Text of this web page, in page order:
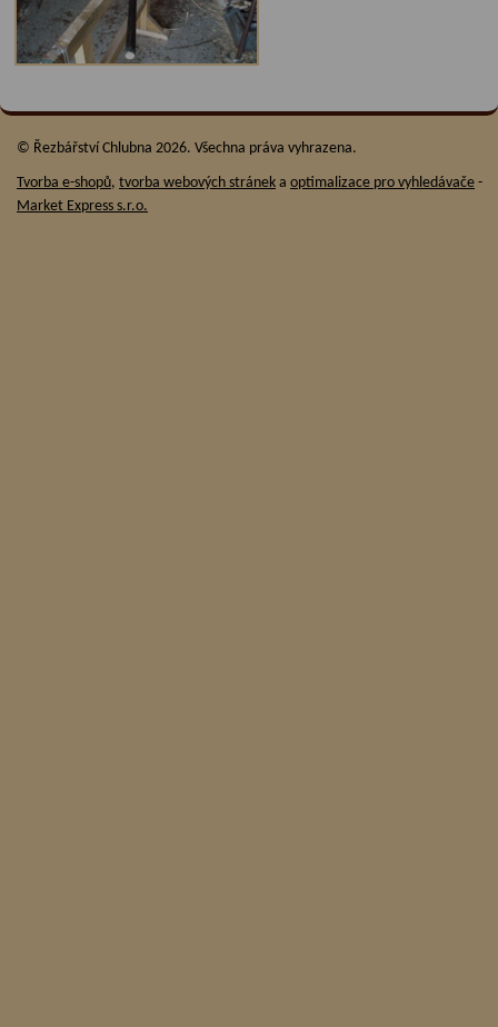
© Řezbářství Chlubna 2026. Všechna práva vyhrazena.
Tvorba e-shopů, tvorba webových stránek a optimalizace pro vyhledávače -
Market Express s.r.o.